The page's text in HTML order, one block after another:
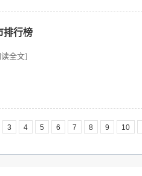
排行榜
读全文]
3 4 5 6 7 8 9 10